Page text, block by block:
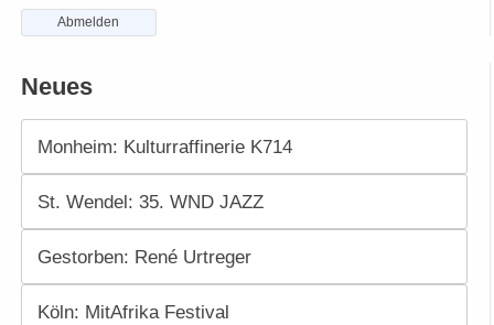
Abmelden
Neues
Monheim: Kulturraffinerie K714
St. Wendel: 35. WND JAZZ
Gestorben: René Urtreger
Köln: MitAfrika Festival